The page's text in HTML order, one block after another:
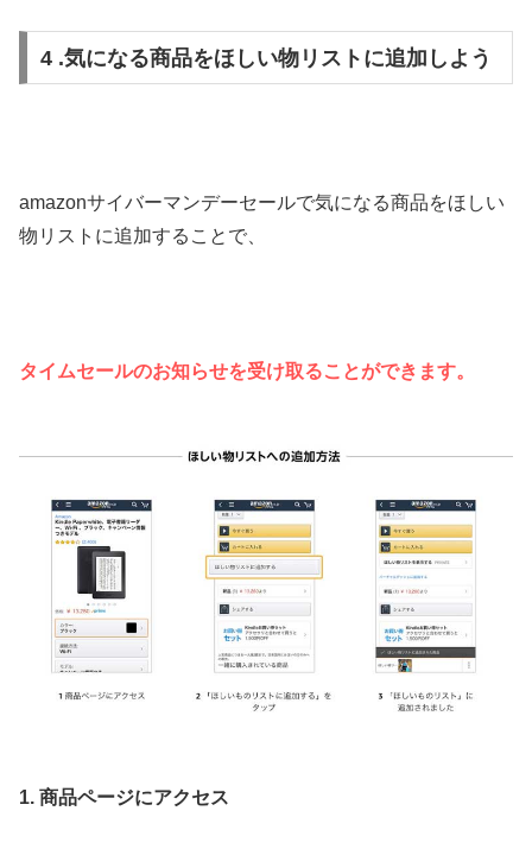
4 .気になる商品をほしい物リストに追加しよう
amazonサイバーマンデーセールで気になる商品をほしい
物リストに追加することで、
タイムセールのお知らせを受け取ることができます。
1. 商品ページにアクセス